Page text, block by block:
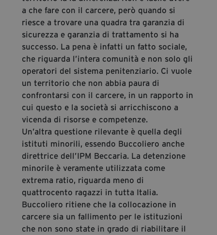
a che fare con il carcere, però quando si
riesce a trovare una quadra tra garanzia di
sicurezza e garanzia di trattamento si ha
successo. La pena è infatti un fatto sociale,
che riguarda l’intera comunità e non solo gli
operatori del sistema penitenziario. Ci vuole
un territorio che non abbia paura di
confrontarsi con il carcere, in un rapporto in
cui questo e la società si arricchiscono a
vicenda di risorse e competenze.
Un’altra questione rilevante è quella degli
istituti minorili, essendo Buccoliero anche
direttrice dell’IPM Beccaria. La detenzione
minorile è veramente utilizzata come
extrema ratio, riguarda meno di
quattrocento ragazzi in tutta Italia.
Buccoliero ritiene che la collocazione in
carcere sia un fallimento per le istituzioni
che non sono state in grado di riabilitare il